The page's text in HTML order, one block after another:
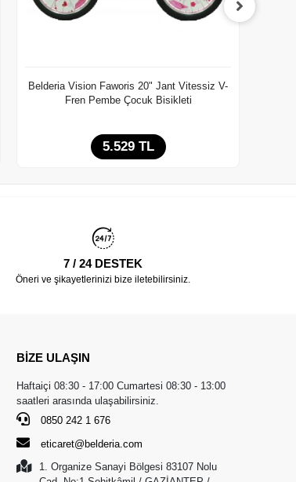
Belderia Vision Faworis 20" Jant Vitessiz V-
Fren Pembe Çocuk Bisikleti
5.529 TL
Adet
7 / 24 DESTEK
Öneri ve şikayetlerinizi bize iletebilirsiniz.
BİZE ULAŞIN
Haftaiçi 08:30 - 17:00 Cumartesi 08:30 - 13:00
saatleri arasında ulaşabilirsiniz.
0850 242 1 676
eticaret@belderia.com
1. Organize Sanayi Bölgesi 83107 Nolu